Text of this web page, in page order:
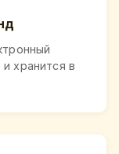
хранится в